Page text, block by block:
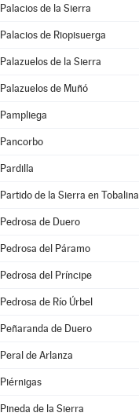
Palacios de la Sierra
Palacios de Riopisuerga
Palazuelos de la Sierra
Palazuelos de Muñó
Pampliega
Pancorbo
Pardilla
Partido de la Sierra en Tobalina
Pedrosa de Duero
Pedrosa del Páramo
Pedrosa del Príncipe
Pedrosa de Río Úrbel
Peñaranda de Duero
Peral de Arlanza
Piérnigas
Pineda de la Sierra